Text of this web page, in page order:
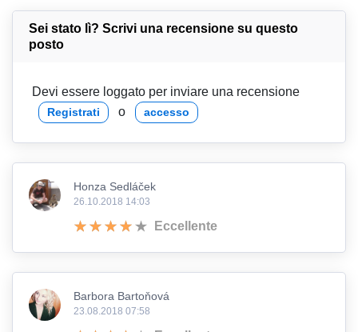
Sei stato lì? Scrivi una recensione su questo
posto
Devi essere loggato per inviare una recensione
Registrati o accesso
Honza Sedláček
26.10.2018 14:03
Eccellente
Barbora Bartoňová
23.08.2018 07:58